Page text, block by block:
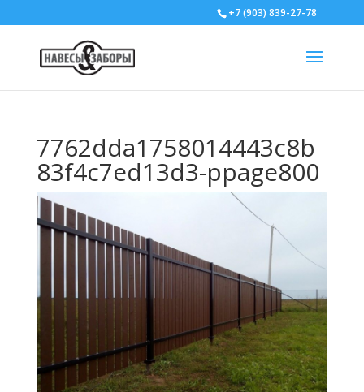
+7 (903) 839-27-78
7762dda1758014443c8b
83f4c7ed13d3-ppage800